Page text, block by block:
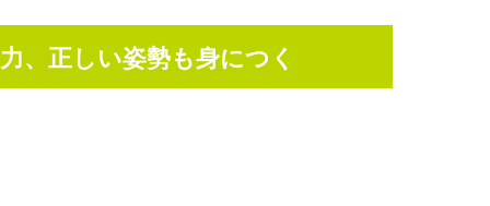
、正しい姿勢も身につく